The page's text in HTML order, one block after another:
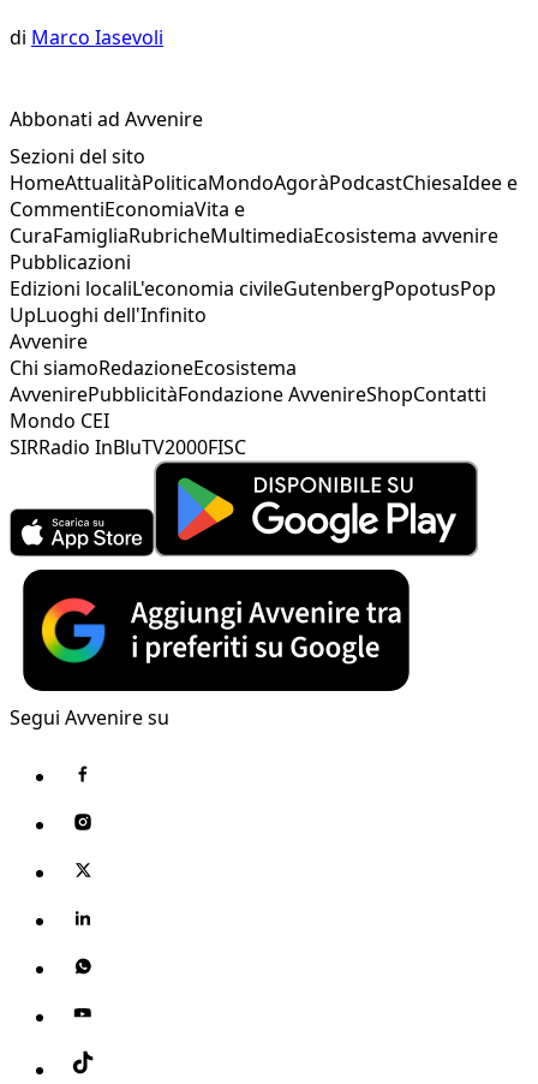
di Marco Iasevoli
Abbonati ad Avvenire
Sezioni del sito
HomeAttualitàPoliticaMondoAgoràPodcastChiesaIdee e
CommentiEconomiaVita e
CuraFamigliaRubricheMultimediaEcosistema avvenire
Pubblicazioni
Edizioni localiL'economia civileGutenbergPopotusPop
UpLuoghi dell'Infinito
Avvenire
Chi siamoRedazioneEcosistema
AvvenirePubblicitàFondazione AvvenireShopContatti
Mondo CEI
SIRRadio InBluTV2000FISC
Segui Avvenire su